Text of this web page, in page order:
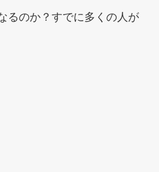
るのか？すでに多くの人が